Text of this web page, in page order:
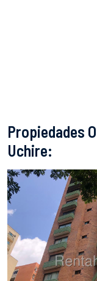
Propiedades
Uchire: